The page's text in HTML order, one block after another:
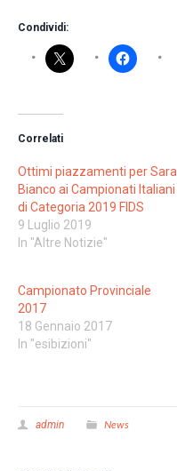
Condividi:
Correlati
Ottimi piazzamenti per Sara
Bianco ai Campionati Italiani
di Categoria 2019 FIDS
9 Luglio 2019
In "Altre Notizie"
Campionato Provinciale
2017
18 Gennaio 2017
In "esibizioni"
admin News